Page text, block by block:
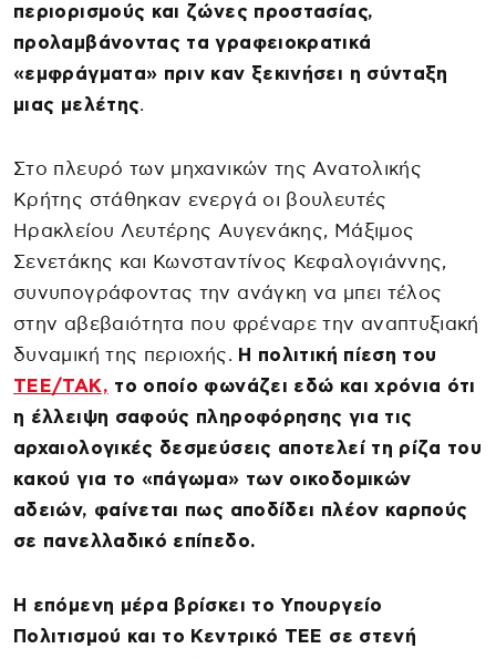
περιορισμούς και ζώνες προστασίας,
προλαμβάνοντας τα γραφειοκρατικά
«εμφράγματα» πριν καν ξεκινήσει η σύνταξη
μιας μελέτης.
Στο πλευρό των μηχανικών της Ανατολικής
Κρήτης στάθηκαν ενεργά οι βουλευτές
Ηρακλείου Λευτέρης Αυγενάκης, Μάξιμος
Σενετάκης και Κωνσταντίνος Κεφαλογιάννης,
συνυπογράφοντας την ανάγκη να μπει τέλος
στην αβεβαιότητα που φρέναρε την αναπτυξιακή
δυναμική της περιοχής. Η πολιτική πίεση του
ΤΕΕ/ΤΑΚ, το οποίο φωνάζει εδώ και χρόνια ότι
η έλλειψη σαφούς πληροφόρησης για τις
αρχαιολογικές δεσμεύσεις αποτελεί τη ρίζα του
κακού για το «πάγωμα» των οικοδομικών
αδειών, φαίνεται πως αποδίδει πλέον καρπούς
σε πανελλαδικό επίπεδο.
Η επόμενη μέρα βρίσκει το Υπουργείο
Πολιτισμού και το Κεντρικό ΤΕΕ σε στενή